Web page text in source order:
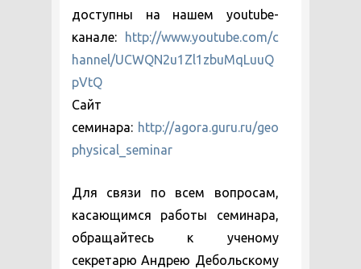
доступны на нашем youtube-
канале:
http://www.youtube.com/c
hannel/UCWQN2u1Zl1zbuMqLuuQ
pVtQ
Сайт
семинара: http://agora.guru.ru/geo
physical_seminar
Для связи по всем вопросам,
касающимся работы семинара,
обращайтесь к ученому
секретарю Андрею Дебольскому